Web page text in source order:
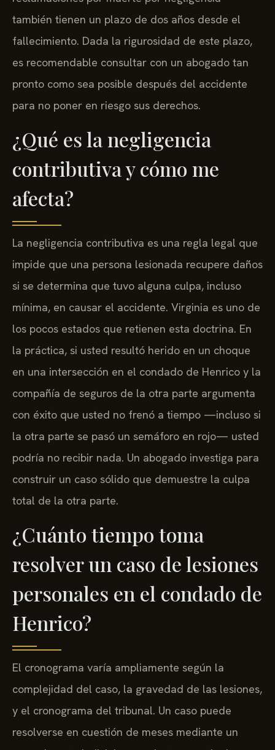
también tienen un plazo de dos años desde el
fallecimiento. Dada la rigurosidad de este plazo,
es recomendable consultar con un abogado tan
pronto como sea posible después del accidente
para no poner en riesgo sus derechos.
¿Qué es la negligencia
contributiva y cómo me
afecta?
La negligencia contributiva es una regla legal que
impide que una persona lesionada recupere daños
si se determina que tuvo alguna culpa, incluso
mínima, en causar el accidente. Virginia es uno de
los pocos estados que retienen esta doctrina. En
la práctica, si usted resultó herido en un choque
en una intersección en el condado de Henrico y la
compañía de seguros de la otra parte argumenta
con éxito que usted no frenó a tiempo —incluso si
la otra parte se pasó un semáforo en rojo— usted
podría no recibir nada. Un abogado investiga para
construir un caso sólido que demuestre la culpa
total de la otra parte.
¿Cuánto tiempo toma
resolver un caso de lesiones
personales en el condado de
Henrico?
El cronograma varía ampliamente según la
complejidad del caso, la gravedad de las lesiones,
y el cronograma del tribunal. Un caso puede
resolverse en cuestión de meses mediante un